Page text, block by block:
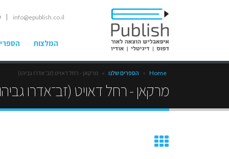
info@epublish.co.il
|
המלצות
Home
» הספרים שלנו » מרקאן‭ ‬- רחל דאויט (זב־אדרו גביהו)
מרקאן‭ ‬- רחל דאויט (זב־אדרו גביהו)